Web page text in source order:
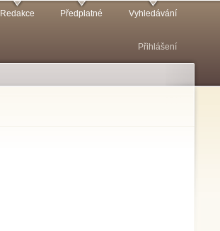
Redakce Předplatné Vyhledávání
Přihlášení